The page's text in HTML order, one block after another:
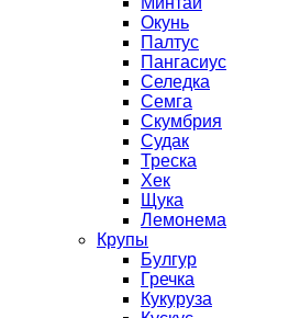
Окунь
Палтус
Пангасиус
Селедка
Семга
Скумбрия
Судак
Треска
Хек
Щука
Лемонема
Крупы
Булгур
Гречка
Кукуруза